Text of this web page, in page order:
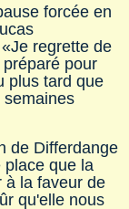
forcée en
regrette de
pour
plus tard que
de Differdange
place que la
à la faveur de
qu'elle nous